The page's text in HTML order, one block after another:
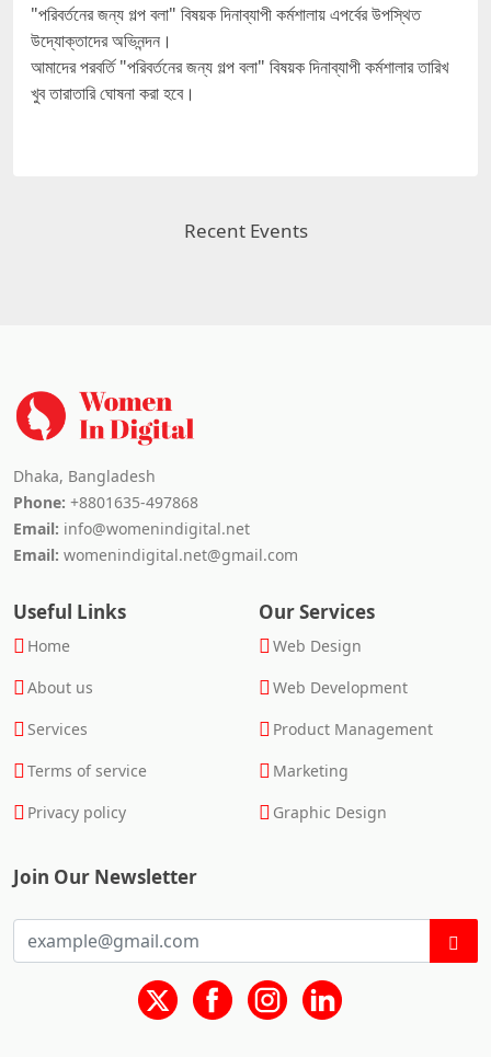
"পরিবর্তনের জন্য গল্প বলা" বিষয়ক দিনাব্যাপী কর্মশালায় এপর্বের উপস্থিত
উদ্যোক্তাদের অভিনন্দন।
আমাদের পরবর্তি "পরিবর্তনের জন্য গল্প বলা" বিষয়ক দিনাব্যাপী কর্মশালার তারিখ
খুব তারাতারি ঘোষনা করা হবে।
Recent Events
Dhaka, Bangladesh
Phone: +8801635-497868
Email: info@womenindigital.net
Email: womenindigital.net@gmail.com
Useful Links
Home
About us
Services
Terms of service
Privacy policy
Our Services
Web Design
Web Development
Product Management
Marketing
Graphic Design
Join Our Newsletter